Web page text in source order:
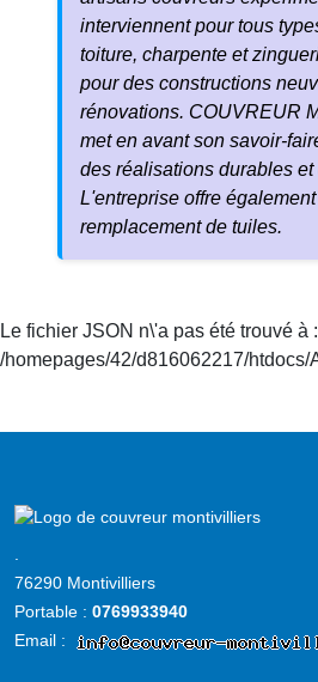
interviennent pour tous
toiture, charpente et
pour des constructions
rénovations. COUVREUR
met en avant son savoir-
des réalisations durables et
L'entreprise offre
remplacement de tuiles.
Le fichier JSON n\'a pas été trouvé à :
/homepages/42/d816062217/
Accueil
76290 Montivilliers
Portable : 0769933940
Email :